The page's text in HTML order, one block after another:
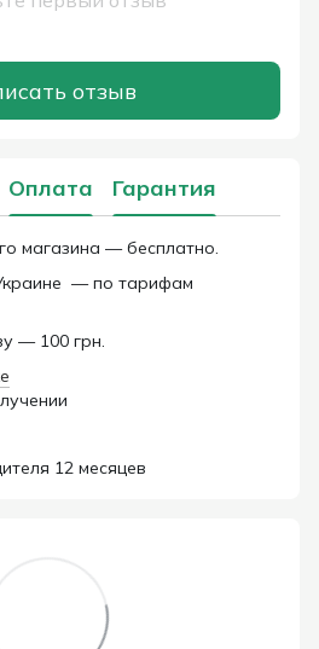
отзыв
Оплата Гарантия
магазина — бесплатно.
— по тарифам
— 100 грн.
12 месяцев